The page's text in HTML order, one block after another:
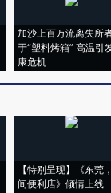
加沙上百万流离失所
于“塑料烤箱” 高温引
康危机
【特别呈现】《东莞
间便利店》倾情上线